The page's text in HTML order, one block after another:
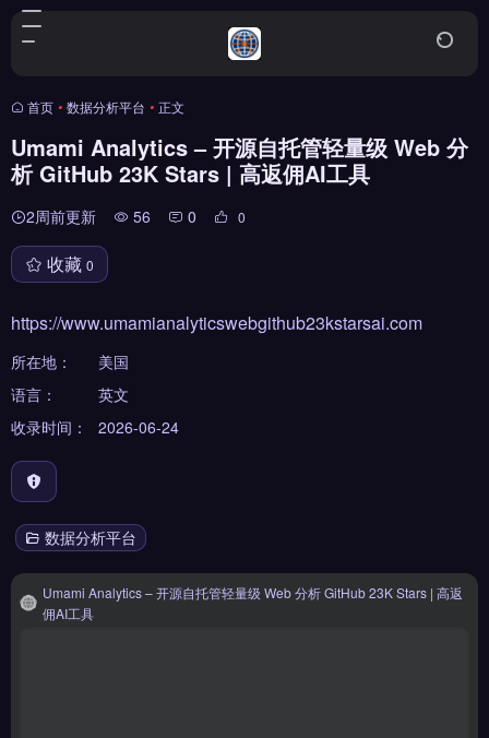
首页 • 数据分析平台 • 正文
Umami Analytics – 开源自托管轻量级 Web 分
析 GitHub 23K Stars | 高返佣AI工具
2周前更新 56 0 0
收藏 0
https://www.umamianalyticswebgithub23kstarsai.com
所在地：
美国
语言：
英文
收录时间：
2026-06-24
数据分析平台
Umami Analytics – 开源自托管轻量级 Web 分析 GitHub 23K Stars | 高返
佣AI工具